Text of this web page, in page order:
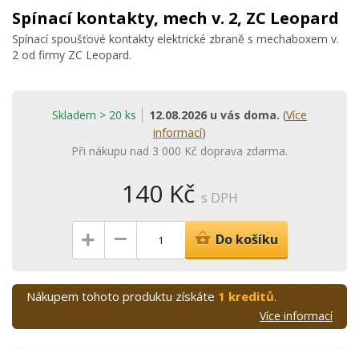
Spínací kontakty, mech v. 2, ZC Leopard
Spínací spoušťové kontakty elektrické zbraně s mechaboxem v.
2 od firmy ZC Leopard.
Skladem > 20 ks 12.08.2026 u vás doma. (Více
informací)
Při nákupu nad 3 000 Kč doprava zdarma.
140 Kč s DPH
+ – Do košíku
Nákupem tohoto produktu získáte 1 kreditů.
Více informací